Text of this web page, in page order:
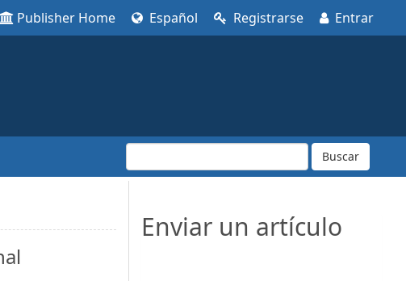
Publisher Home Español Registrarse Entrar
Buscar
Enviar un artículo